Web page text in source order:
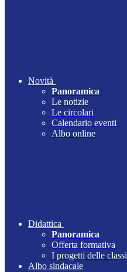
Novità
Panoramica
Le notizie
Le circolari
Calendario eventi
Albo online
Didattica
Panoramica
Offerta formativa
I progetti delle classi
Albo sindacale